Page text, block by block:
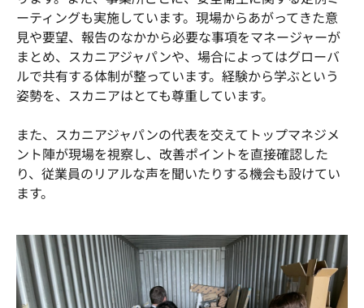
ーティングも実施しています。現場からあがってきた意
見や要望、報告のなかから必要な事項をマネージャーが
まとめ、スカニアジャパンや、場合によってはグローバ
ルで共有する体制が整っています。経験から学ぶという
姿勢を、スカニアはとても尊重しています。
また、スカニアジャパンの代表を交えてトップマネジメ
ント陣が現場を視察し、改善ポイントを直接確認した
り、従業員のリアルな声を聞いたりする機会も設けてい
ます。